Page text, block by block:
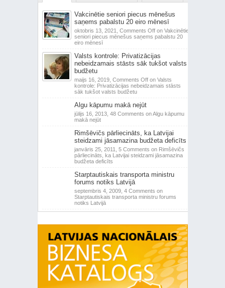
Vakcinētie seniori piecus mēnešus
saņems pabalstu 20 eiro mēnesī
oktobris 13, 2021, Comments Offon Vakcinētie
seniori piecus mēnešus saņems pabalstu 20
eiro mēnesī
Valsts kontrole: Privatizācijas
nebeidzamais stāsts sāk tukšot valsts
budžetu
maijs 16, 2019, Comments Offon Valsts
kontrole: Privatizācijas nebeidzamais stāsts
sāk tukšot valsts budžetu
Algu kāpumu makā nejūt
jūlijs 16, 2013, 48 Comments on Algu kāpumu
makā nejūt
Rimšēvičs pārliecināts, ka Latvijai
steidzami jāsamazina budžeta deficīts
janvāris 25, 2011, 5 Comments on Rimšēvičs
pārliecināts, ka Latvijai steidzami jāsamazina
budžeta deficīts
Starptautiskais transporta ministru
forums notiks Latvijā
septembris 4, 2009, 4 Comments on
Starptautiskais transporta ministru forums
notiks Latvijā